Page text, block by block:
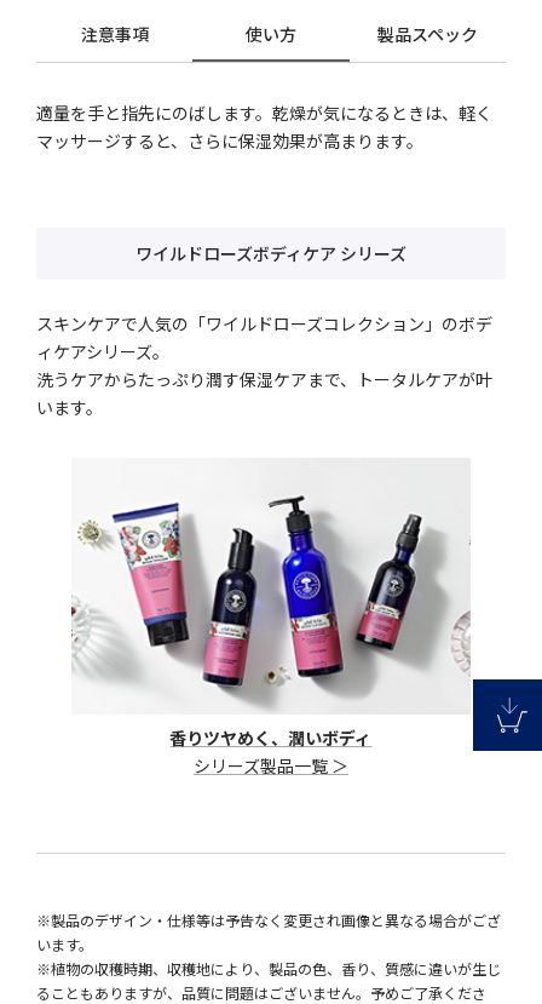
注意事項 使い方 製品スペック
適量を手と指先にのばします。乾燥が気になるときは、軽く
マッサージすると、さらに保湿効果が高まります。
ワイルドローズボディケア シリーズ
スキンケアで人気の「ワイルドローズコレクション」のボデ
ィケアシリーズ。
洗うケアからたっぷり潤す保湿ケアまで、トータルケアが叶
います。
香りツヤめく、潤いボディ
シリーズ製品一覧 ＞
※製品のデザイン・仕様等は予告なく変更され画像と異なる場合がござ
います。
※植物の収穫時期、収穫地により、製品の色、香り、質感に違いが生じ
ることもありますが、品質に問題はございません。予めご了承くださ